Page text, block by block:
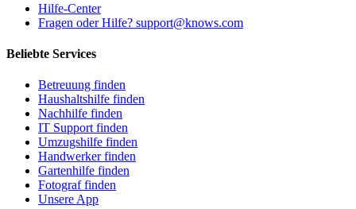
Hilfe-Center
Fragen oder Hilfe? support@knows.com
Beliebte Services
Betreuung finden
Haushaltshilfe finden
Nachhilfe finden
IT Support finden
Umzugshilfe finden
Handwerker finden
Gartenhilfe finden
Fotograf finden
Unsere App